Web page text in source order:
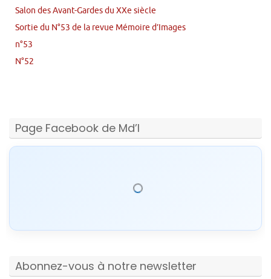
Salon des Avant-Gardes du XXe siècle
Sortie du N°53 de la revue Mémoire d’Images
n°53
N°52
Page Facebook de Md’I
Abonnez-vous à notre newsletter